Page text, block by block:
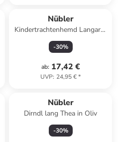
Nübler
Kindertrachtenhemd Langarm
Josef in Weiß
-30%
ab: 17,42 €
UVP: 24,95 €*
Nübler
Dirndl lang Thea in Oliv
-30%